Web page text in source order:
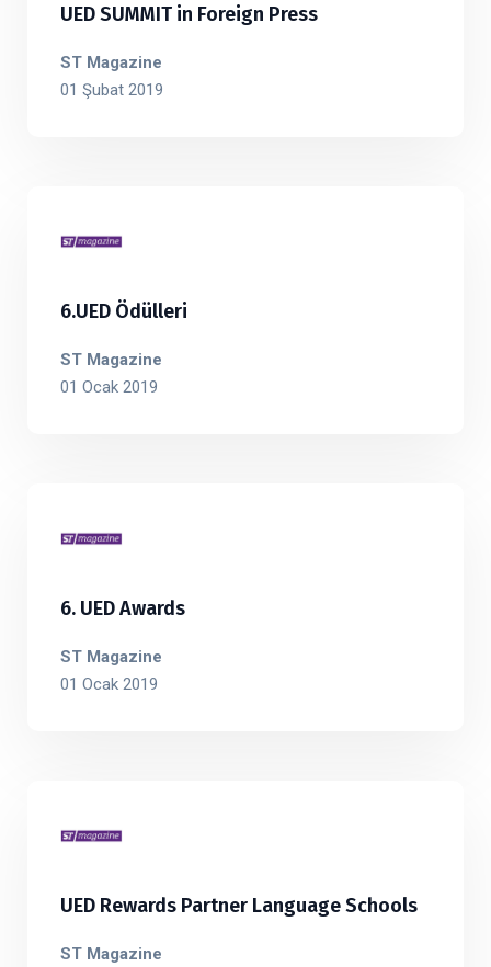
UED SUMMIT in Foreign Press
ST Magazine
01 Şubat 2019
6.UED Ödülleri
ST Magazine
01 Ocak 2019
6. UED Awards
ST Magazine
01 Ocak 2019
UED Rewards Partner Language Schools
ST Magazine